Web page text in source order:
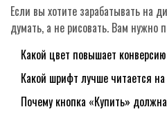
Если вы хотите зарабатывать на
думать, а не рисовать. Вам нужно
Какой цвет повышает
Какой шрифт лучше читается
Почему кнопка «Купить»